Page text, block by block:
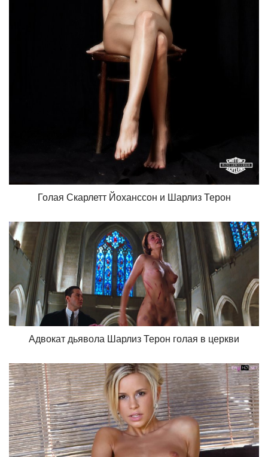
Голая Скарлетт Йоханссон и Шарлиз Терон
Адвокат дьявола Шарлиз Терон голая в церкви